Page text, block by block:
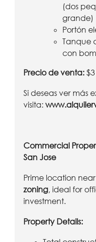
(dos
grande)
Portón
Tanque
con
Precio de venta:
Si deseas ver más
visita:
Commercial
San Jose
Prime location near
zoning, ideal for
investment.
Property Details: